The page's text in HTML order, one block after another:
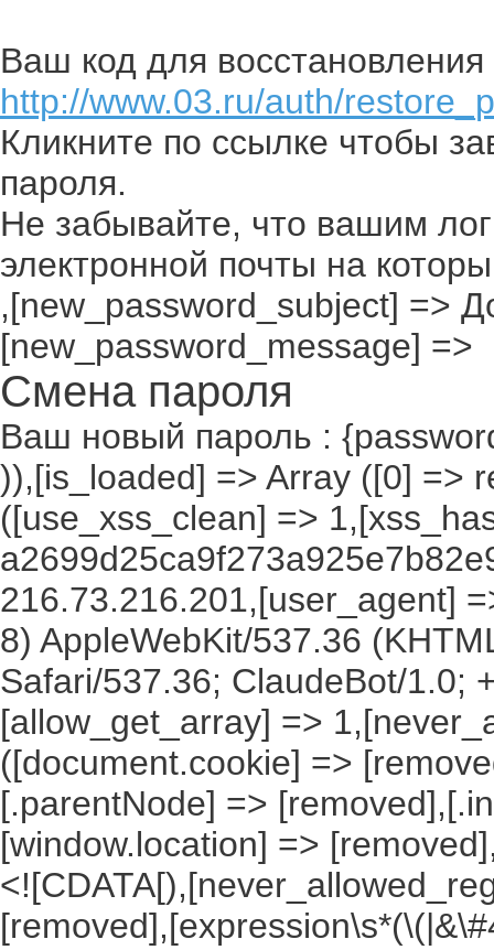
Ваш код для восстановления
http://www.03.ru/auth/
Кликните по ссылке чтобы
пароля.
Не забывайте, что вашим
электронной почты на
,[new_password_subject] =>
[new_password_message] =>
Смена пароля
Ваш новый пароль :
)),[is_loaded] => Array ([0] =>
([use_xss_clean] =>
216.73.216.201,[user_agent]
8) AppleWebKit/537.36
Safari/537.36; ClaudeBot/1.0;
[allow_get_array] =>
([document.cookie] =>
[.parentNode] =>
[window.location] =>